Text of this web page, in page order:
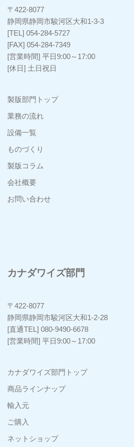
〒422-8077
静岡県静岡市駿河区大和1-3-3
[TEL] 054-284-5727
[FAX] 054-284-7349
[営業時間] 平日9:00～17:00
[休日] 土日祝日
製版部門トップ
業務の流れ
設備一覧
ものづくり
製版コラム
会社概要
お問い合わせ
カナダワイズ部門
〒422-8077
静岡県静岡市駿河区大和1-2-28
[直通TEL] 080-9490-6678
[営業時間] 平日9:00～17:00
カナダワイズ部門トップ
商品ラインナップ
輸入元
ご購入
ネットショップ